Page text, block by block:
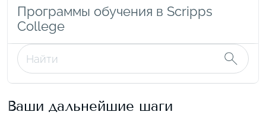
Программы обучения в Scripps
College
Ваши дальнейшие шаги